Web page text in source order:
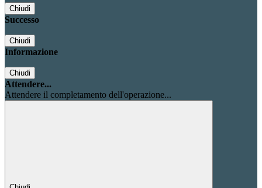
Chiudi
Successo
Chiudi
Informazione
Chiudi
Attendere...
Attendere il completamento dell'operazione...